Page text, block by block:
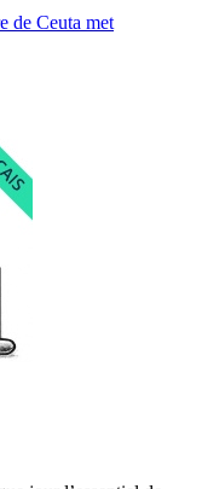
de Ceuta met